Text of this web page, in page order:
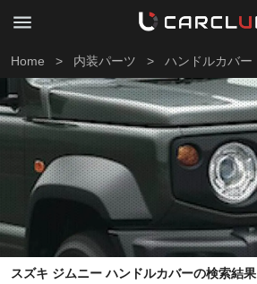
Home > 内装パーツ > ハンドルカバー
スズキ ジムニー ハンドルカバーの検索結果